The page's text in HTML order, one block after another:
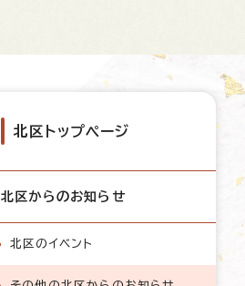
北区トップページ
北区からのお知らせ
北区のイベント